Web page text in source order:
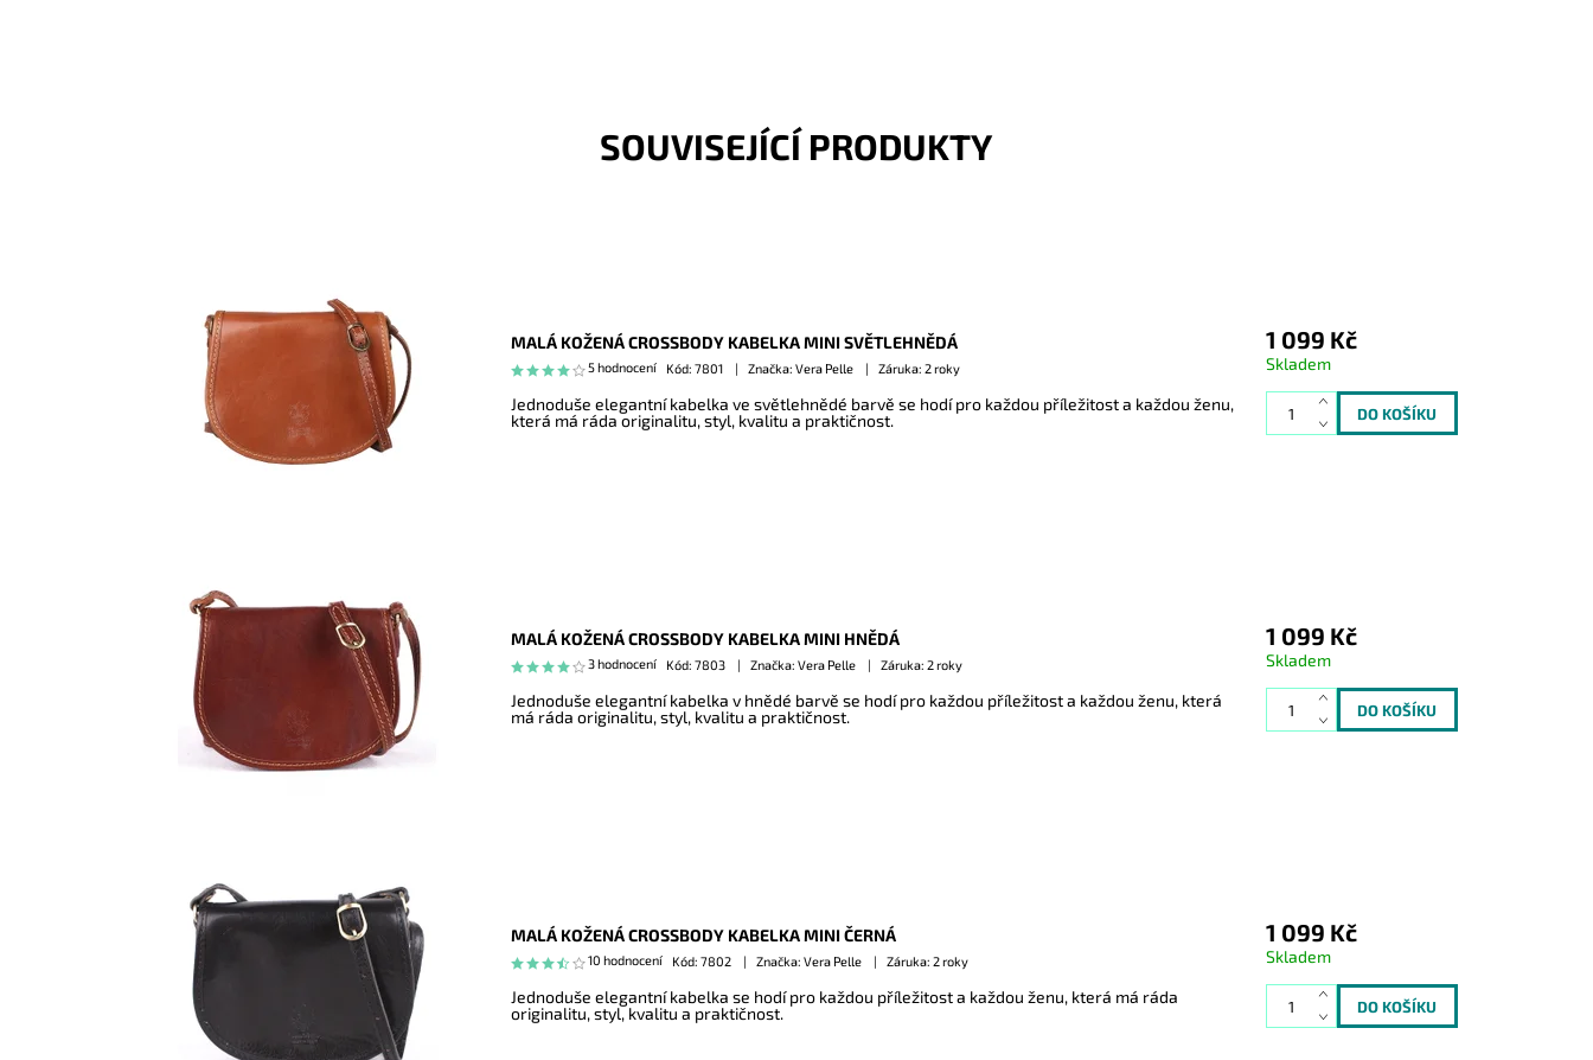
SOUVISEJÍCÍ PRODUKTY
MALÁ KOŽENÁ CROSSBODY KABELKA MINI SVĚTLEHNĚDÁ
5 hodnocení Kód: 7801 Značka: Vera Pelle Záruka: 2 roky
Jednoduše elegantní kabelka ve světlehnědé barvě se hodí pro každou příležitost a každou ženu,
která má ráda originalitu, styl, kvalitu a praktičnost.
1 099 Kč
Skladem
MALÁ KOŽENÁ CROSSBODY KABELKA MINI HNĚDÁ
3 hodnocení Kód: 7803 Značka: Vera Pelle Záruka: 2 roky
Jednoduše elegantní kabelka v hnědé barvě se hodí pro každou příležitost a každou ženu, která
má ráda originalitu, styl, kvalitu a praktičnost.
1 099 Kč
Skladem
MALÁ KOŽENÁ CROSSBODY KABELKA MINI ČERNÁ
10 hodnocení Kód: 7802 Značka: Vera Pelle Záruka: 2 roky
Jednoduše elegantní kabelka se hodí pro každou příležitost a každou ženu, která má ráda
originalitu, styl, kvalitu a praktičnost.
1 099 Kč
Skladem